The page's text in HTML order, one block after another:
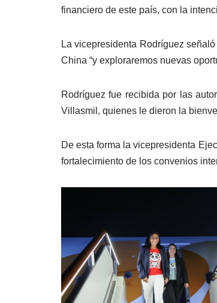
financiero de este país, con la
La vicepresidenta Rodríguez
China “y exploraremos nuevas
Rodríguez fue recibida por las
Villasmil, quienes le dieron la
De esta forma la vicepresidenta
fortalecimiento de los convenios